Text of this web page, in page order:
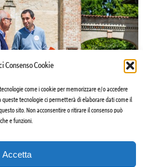
Consenso Cookie
come i cookie per memorizzare e/o accedere
queste tecnologie ci permetterà di elaborare dati come il
sito. Non acconsentire o ritirare il consenso può
e funzioni.
Accetta
dell’integrazione socio-lavorativa.